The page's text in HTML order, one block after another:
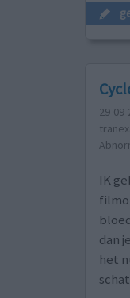
29-
IK
dan
het